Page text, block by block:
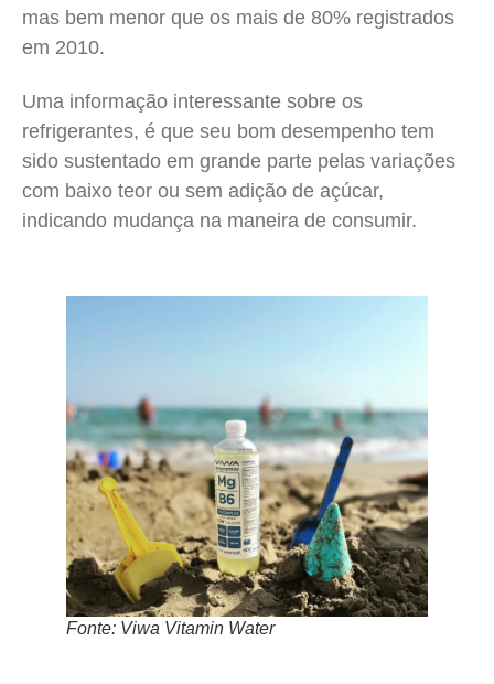
mas bem menor que os mais de 80% registrados
em 2010.
Uma informação interessante sobre os
refrigerantes, é que seu bom desempenho tem
sido sustentado em grande parte pelas variações
com baixo teor ou sem adição de açúcar,
indicando mudança na maneira de consumir.
Fonte: Viwa Vitamin Water